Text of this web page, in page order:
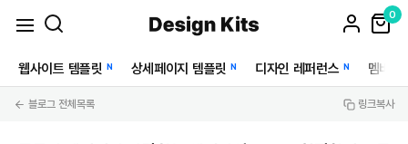
0
웹사이트 템플릿 N 상세페이지 템플릿 N 디자인 레퍼런스 N 멤버십
블로그 전체목록 링크복사